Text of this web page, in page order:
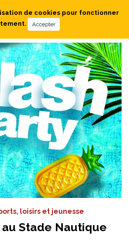
loisirs et jeunesse
au Stade Nautique
de cookies pour fonctionner
Accepter